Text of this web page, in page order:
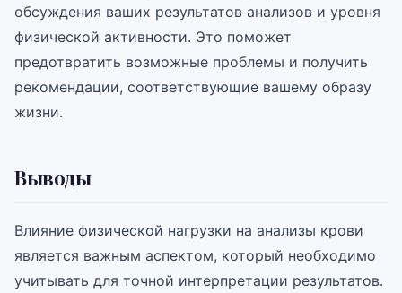
обсуждения ваших результатов анализов и уровня
физической активности. Это поможет
предотвратить возможные проблемы и получить
рекомендации, соответствующие вашему образу
жизни.
Выводы
Влияние физической нагрузки на анализы крови
является важным аспектом, который необходимо
учитывать для точной интерпретации результатов.